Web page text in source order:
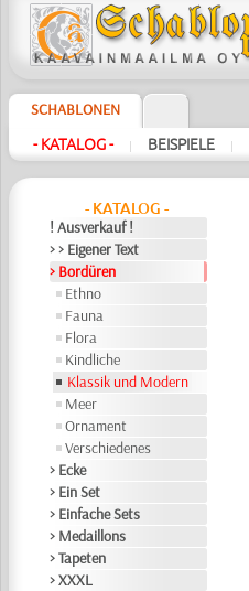
SCHABLONEN
- KATALOG - | BEISPIELE |
- KATALOG -
! Ausverkauf !
> > Eigener Text
> Bordüren
Ethno
Fauna
Flora
Kindliche
Klassik und Modern
Meer
Ornament
Verschiedenes
> Ecke
> Ein Set
> Einfache Sets
> Medaillons
> Tapeten
> XXXL